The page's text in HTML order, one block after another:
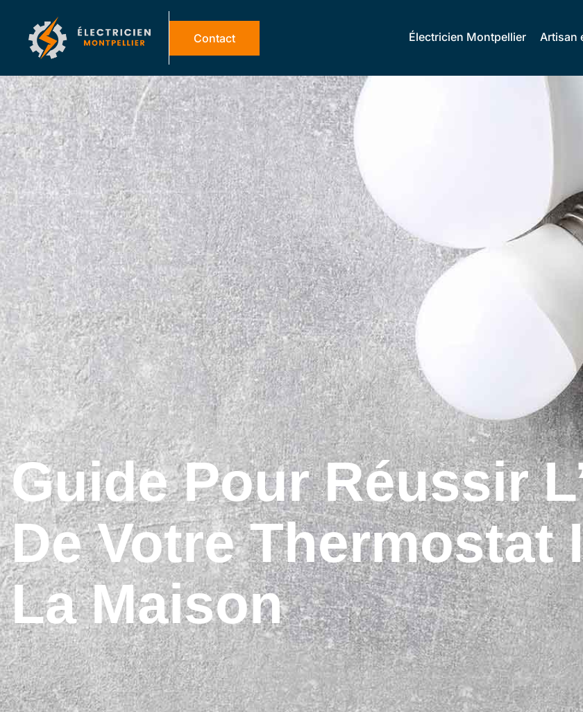
Contact Électricien Montpellier Artisan
Guide Pour Réussir
De Votre
La Maison